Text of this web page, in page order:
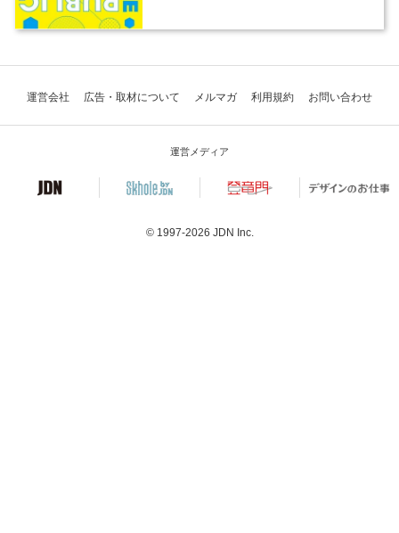
運営会社 広告・取材について メルマガ 利用規約 お問い合わせ
運営メディア
© 1997-2026 JDN Inc.